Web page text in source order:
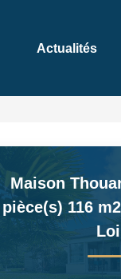
Actualités
Maison
pièce(s) 116 m2